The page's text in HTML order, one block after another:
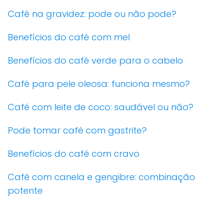
Café na gravidez: pode ou não pode?
Benefícios do café com mel
Benefícios do café verde para o cabelo
Café para pele oleosa: funciona mesmo?
Café com leite de coco: saudável ou não?
Pode tomar café com gastrite?
Benefícios do café com cravo
Café com canela e gengibre: combinação
potente